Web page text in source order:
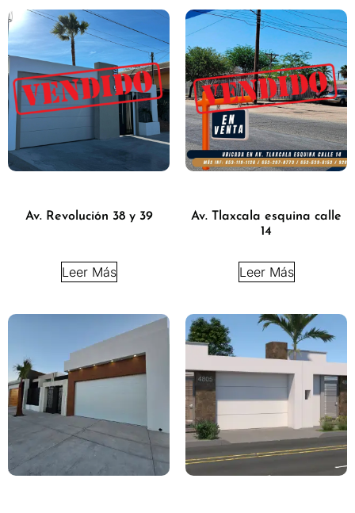
Av. Revolución 38 y 39
Leer Más
Av. Tlaxcala esquina calle
14
Leer Más